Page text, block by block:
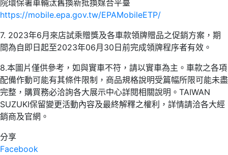
院環保署車輛汰舊換新抵換媒合平臺
https://mobile.epa.gov.tw/EPAMobileETP/
7. 2023年6月來店試乘贈獎及各車款領牌贈品之促銷方案，期
間為自即日起至2023年06月30日前完成領牌程序者有效。
8.本圖片僅供參考，如與實車不符，請以實車為主。車款之各項
配備作動可能有其條件限制，商品規格說明受篇幅所限可能未盡
完整，購買務必洽詢各大展示中心詳閱相關說明。TAIWAN
SUZUKI保留變更活動內容及最終解釋之權利，詳情請洽各大經
銷商及官網。
分享
Facebook